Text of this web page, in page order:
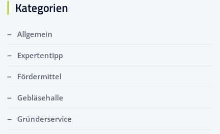
Kategorien
Allgemein
Expertentipp
Fördermittel
Gebläsehalle
Gründerservice